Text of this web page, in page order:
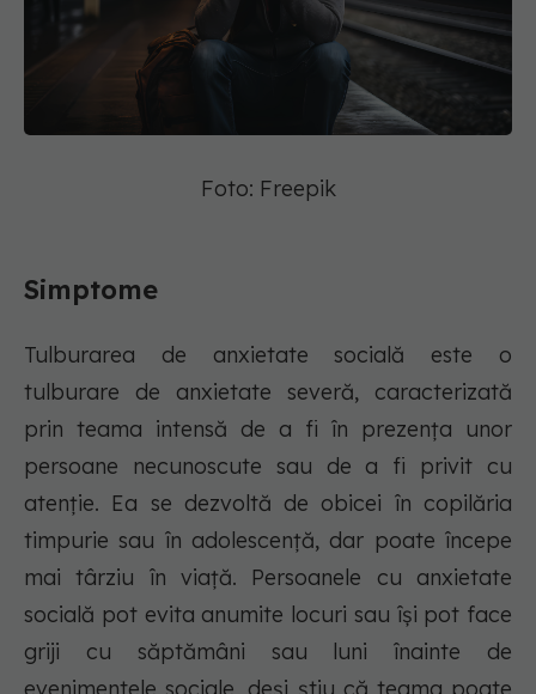
Foto: Freepik
Simptome
Tulburarea de anxietate socială este o
tulburare de anxietate severă, caracterizată
prin teama intensă de a fi în prezența unor
persoane necunoscute sau de a fi privit cu
atenție. Ea se dezvoltă de obicei în copilăria
timpurie sau în adolescență, dar poate începe
mai târziu în viață. Persoanele cu anxietate
socială pot evita anumite locuri sau își pot face
griji cu săptămâni sau luni înainte de
evenimentele sociale, deși știu că teama poate